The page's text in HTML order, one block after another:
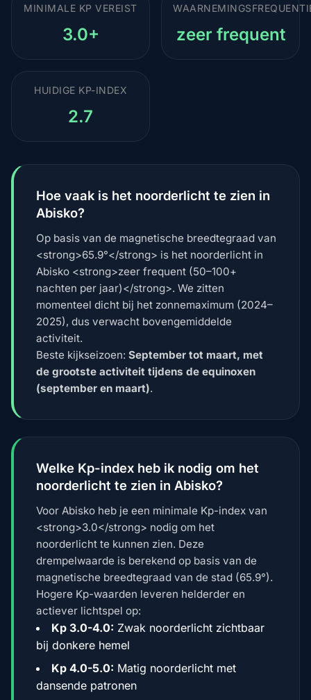
MINIMALE KP VEREIST
3.0+ zeer frequent
HUIDIGE KP-INDEX
2.7
Hoe vaak is het noorderlicht te zien in
Abisko?
Op basis van de magnetische breedtegraad van
<strong>65.9°</strong> is het noorderlicht in
Abisko <strong>zeer frequent (50–100+
nachten per jaar)</strong>. We zitten
momenteel dicht bij het zonnemaximum (2024–
2025), dus verwacht bovengemiddelde
activiteit.
Beste kijkseizoen: September tot maart, met
de grootste activiteit tijdens de equinoxen
(september en maart).
Welke Kp-index heb ik nodig om het
noorderlicht te zien in Abisko?
Voor Abisko heb je een minimale Kp-index van
<strong>3.0</strong> nodig om het
noorderlicht te kunnen zien. Deze
drempelwaarde is berekend op basis van de
magnetische breedtegraad van de stad (65.9°).
Hogere Kp-waarden leveren helderder en
actiever lichtspel op:
Kp 3.0-4.0: Zwak noorderlicht zichtbaar
bij donkere hemel
Kp 4.0-5.0: Matig noorderlicht met
dansende patronen